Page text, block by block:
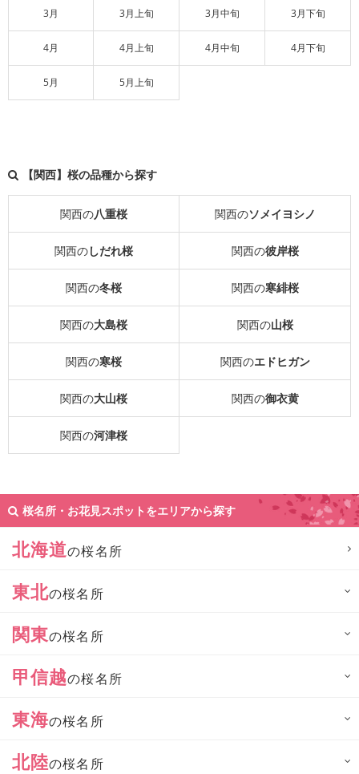
3月 3月上旬 3月中旬 3月下旬
4月 4月上旬 4月中旬 4月下旬
5月 5月上旬
【関西】桜の品種から探す
関西の八重桜 関西のソメイヨシノ
関西のしだれ桜 関西の彼岸桜
関西の冬桜 関西の寒緋桜
関西の大島桜 関西の山桜
関西の寒桜 関西のエドヒガン
関西の大山桜 関西の御衣黄
関西の河津桜
桜名所・お花見スポットをエリアから探す
北海道の桜名所
東北の桜名所
関東の桜名所
甲信越の桜名所
東海の桜名所
北陸の桜名所